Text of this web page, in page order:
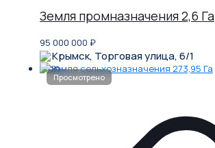
Земля промназначения 2,6 Га
95 000 000 ₽
Крымск, Торговая улица, 6/1